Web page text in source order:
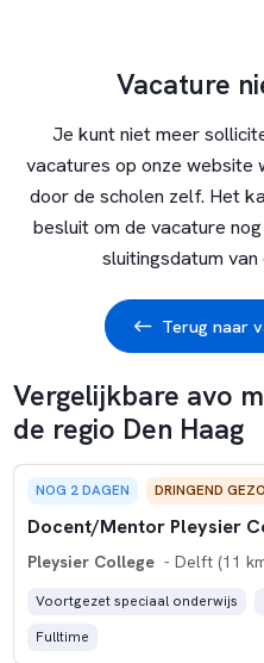
Vacature
Je kunt niet meer
vacatures op onze website
door de scholen zelf. Het
besluit om de vacature
sluitingsdatum
Terug naar
Vergelijkbare avo
de regio Den Haag
NOG 2 DAGEN DRINGEND
Docent/Mentor Pleysier
Pleysier College - Delft (11
Voortgezet speciaal onderwijs
Fulltime